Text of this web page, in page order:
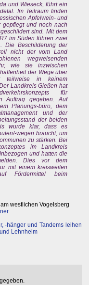
und Wieseck, führt ein
Im Teilraum finden
Apfelwein- und
gepflegt und noch nach
sind. Mit dem
im Süden führen zwei
Die Beschilderung der
nicht der vom Land
wegweisenden
wie sie inzwischen
der Wege über
teilweise in keinem
Landkreis Gießen hat
für
Auftrag gegeben. Auf
Planungs-büro, dem
und der
der beiden
wurde klar, dass es
wegen braucht, um
zu stärken. Bei
im Landkreis
und hatten die
Dies vor dem
mit einem kreisweiten
Fördermittel beim
westlichen Vogelsberg
-hänger und Tandems leihen
Lehnheim